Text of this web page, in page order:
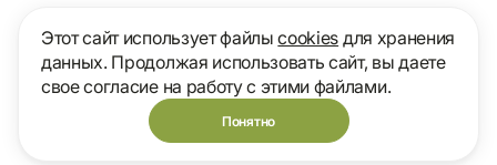
Этот сайт использует файлыcookies для хранения
данных. Продолжая использовать сайт, вы даете
свое согласие на работу с этими файлами.
Понятно